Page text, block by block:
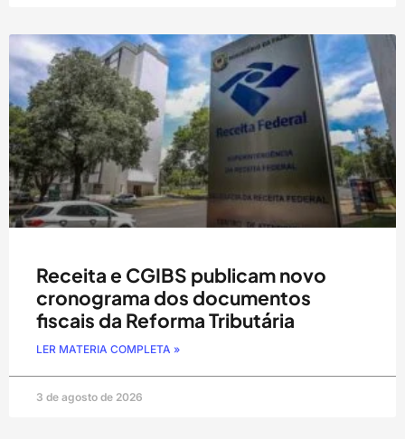
Receita e CGIBS publicam novo
cronograma dos documentos
fiscais da Reforma Tributária
LER MATERIA COMPLETA »
3 de agosto de 2026